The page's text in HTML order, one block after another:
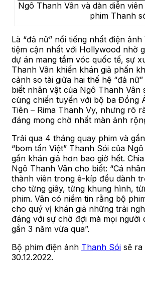
Ngô Thanh Vân và dàn diễn
phim Thanh
Là “đả nữ” nổi tiếng nhất điện
tiệm cận nhất với Hollywood nhờ
dự án mang tầm vóc quốc tế, sự
Thanh Vân khiến khán giả phấn
cảnh so tài giữa hai thế hệ “đả
biết nhân vật của Ngô Thanh Vân
cùng chiến tuyến với bộ ba Đồng
Tiên – Rima Thanh Vy, nhưng rõ
đáng mong chờ nhất màn ảnh
Trải qua 4 tháng quay phim và
“bom tấn Việt” Thanh Sói của
gần khán giả hơn bao giờ hết.
Ngô Thanh Vân cho biết: “Cá
thành viên trong ê-kíp đều dành
cho từng giây, từng khung hình,
phim. Vân có niềm tin rằng bộ
cho quý vị khán giả những trải
đáng với sự chờ đợi mà mọi người
gần 3 năm vừa qua”.
Bộ phim điện ảnh Thanh Sói sẽ ra
30.12.2022.